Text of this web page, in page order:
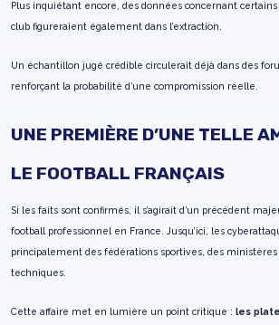
Plus inquiétant encore, des données concernant
club figureraient également dans l’extraction.
Un échantillon jugé crédible circulerait déjà dans des
renforçant la probabilité d’une compromission réelle.
UNE PREMIÈRE D’UNE TELLE
LE FOOTBALL FRANÇAIS
Si les faits sont confirmés, il s’agirait d’un précédent
football professionnel en France. Jusqu’ici, les
principalement des fédérations sportives, des
techniques.
Cette affaire met en lumière un point critique : les